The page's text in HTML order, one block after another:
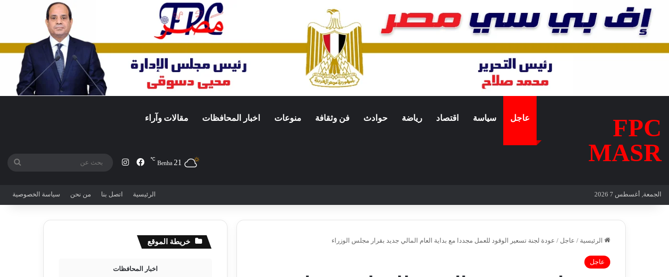
FPC
MASR
عاجل سياسة اقتصاد رياضة حوادث فن وثقافة منوعات اخبار المحافظات مقالات وآراء
Benha 21
℃ فيسبوكانستقرام
الجمعة, أغسطس 7 2026 الرئيسية اتصل بنا من نحن سياسة الخصوصية
الرئيسية / عاجل / عودة لجنة تسعير الوقود للعمل مجددا مع بداية العام المالي جديد بقرار مجلس الوزراء
عاجل
خريطة الموقع
اخبار المحافظات